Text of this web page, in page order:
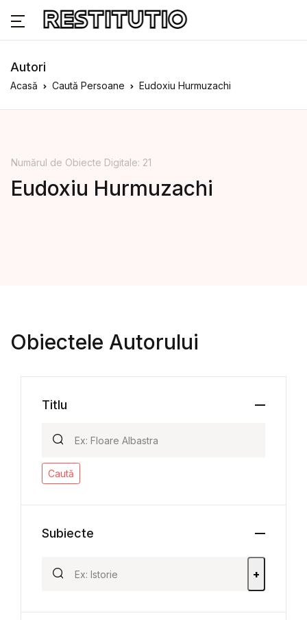
Autori
Acasă Caută Persoane Eudoxiu Hurmuzachi
Numărul de Obiecte Digitale: 21
Eudoxiu Hurmuzachi
Obiectele Autorului
Titlu
Caută
Subiecte
+